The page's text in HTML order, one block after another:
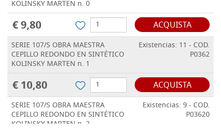
KOLINSKY MARTEN n. 0
€ 9,80 ACQUISTA
SERIE 107/S OBRA MAESTRA
CEPILLO REDONDO EN SINTÉTICO
KOLINSKY MARTEN n. 1
Existencias: 11 - COD.
P0362
€ 10,80 ACQUISTA
SERIE 107/S OBRA MAESTRA
CEPILLO REDONDO EN SINTÉTICO
KOLINSKY MARTEN n. 2
Existencias: 9 - COD.
P03620